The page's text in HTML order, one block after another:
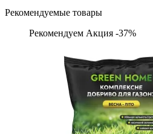
Рекомендуемые товары
Рекомендуем Акция -37%